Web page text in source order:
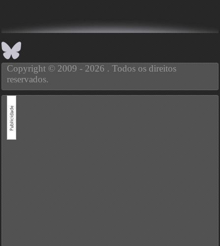
Copyright © 2009 - 2026 . Todos os direitos
reservados.